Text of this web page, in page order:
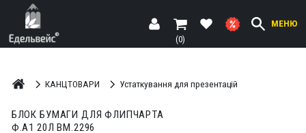
МЕНЮ
(0)
КАНЦТОВАРИ Устаткування для презентацій
БЛОК БУМАГИ ДЛЯ ФЛИПЧАРТА
Ф.А1 20Л BM.2296